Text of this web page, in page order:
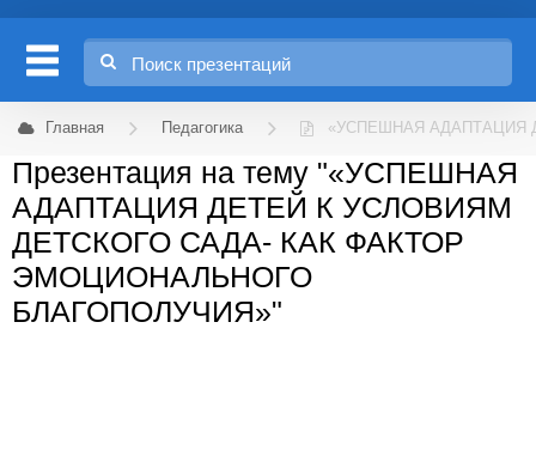
Главная Педагогика «УСПЕШНАЯ АДАПТАЦИЯ
Презентация на тему "«УСПЕШНАЯ
АДАПТАЦИЯ ДЕТЕЙ К УСЛОВИЯМ
ДЕТСКОГО САДА- КАК ФАКТОР
ЭМОЦИОНАЛЬНОГО
БЛАГОПОЛУЧИЯ»"